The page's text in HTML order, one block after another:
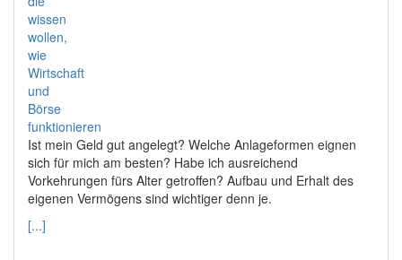
Ist mein Geld gut angelegt? Welche Anlageformen eignen
sich für mich am besten? Habe ich ausreichend
Vorkehrungen fürs Alter getroffen? Aufbau und Erhalt des
eigenen Vermögens sind wichtiger denn je.
[...]